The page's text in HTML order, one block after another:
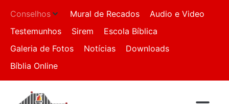
Conselhos Mural de Recados
Audio e Video
Testemunhos
Sirem
Escola Bíblica
Galeria de Fotos
Notícias
Downloads
Bíblia Online